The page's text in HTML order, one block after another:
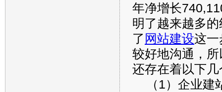
年净增长
明了越来越多
了 网站建设这一
较好地沟通，
还存在着以下
（1）企业建